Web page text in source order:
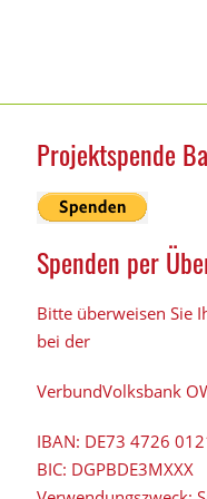
Projektspende
Spenden per
Bitte überweisen Sie
bei der
VerbundVolksbank
IBAN: DE73 4726
BIC: DGPBDE3MXXX